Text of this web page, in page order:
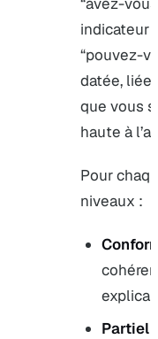
indicateur
“pouvez-
datée, liée
que vous
haute à
Pour
niveaux :
Partiel